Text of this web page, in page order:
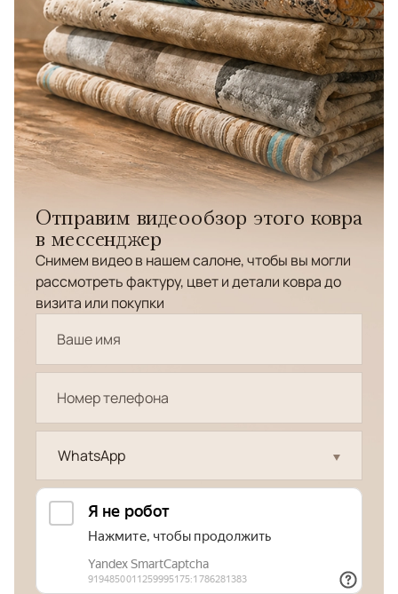
Отправим видеообзор этого ковра
в мессенджер
Снимем видео в нашем салоне, чтобы вы могли
рассмотреть фактуру, цвет и детали ковра до
визита или покупки
WhatsApp